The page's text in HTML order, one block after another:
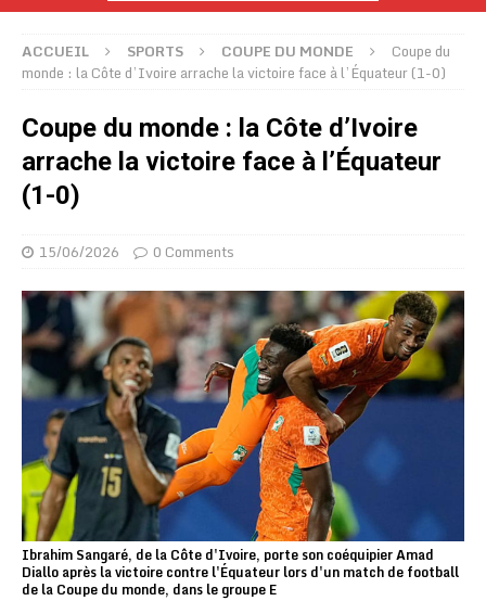
ACCUEIL SPORTS COUPE DU MONDE
Coupe du
monde : la Côte d’Ivoire arrache la victoire face à l’Équateur (1-0)
Coupe du monde : la Côte d’Ivoire
arrache la victoire face à l’Équateur
(1-0)
15/06/2026 0 Comments
Ibrahim Sangaré, de la Côte d'Ivoire, porte son coéquipier Amad
Diallo après la victoire contre l'Équateur lors d'un match de football
de la Coupe du monde, dans le groupe E